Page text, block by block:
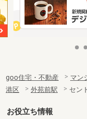
goo住宅・不動産 マン
港区
外苑前駅 セン
お役立ち情報